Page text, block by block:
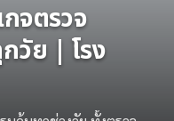
จตรวจ
วัย | โรง